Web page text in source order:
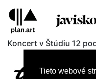
Tieto webové
Koncert v Štúdiu 12